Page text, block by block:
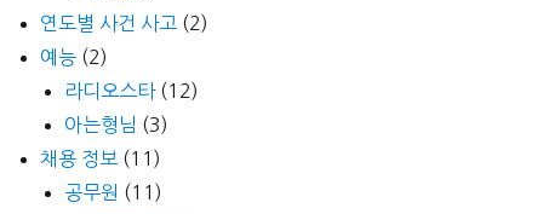
연도별 사건 사고 (2)
예능 (2)
라디오스타(12)
아는형님 (3)
채용 정보 (11)
공무원 (11)